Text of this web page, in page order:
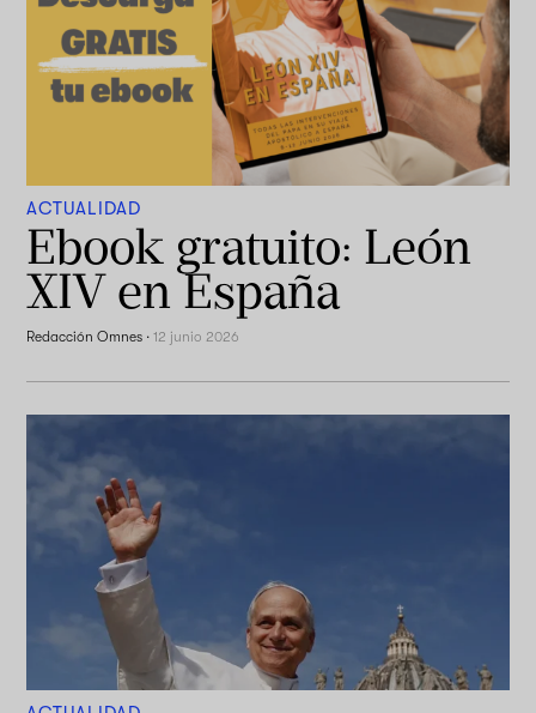
ACTUALIDAD
Ebook gratuito: León
XIV en España
Redacción Omnes ·12 junio 2026